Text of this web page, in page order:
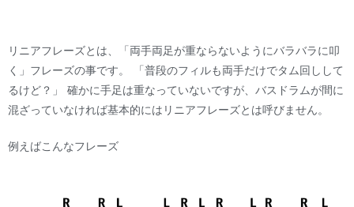
リニアフレーズとは、「両手両足が重ならないようにバラバラに叩
く」フレーズの事です。 「普段のフィルも両手だけでタム回しして
るけど？」 確かに手足は重なっていないですが、バスドラムが間に
混ざっていなければ基本的にはリニアフレーズとは呼びません。
例えばこんなフレーズ